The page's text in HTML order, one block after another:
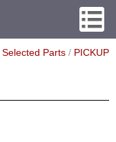
Selected Parts / PICKUP